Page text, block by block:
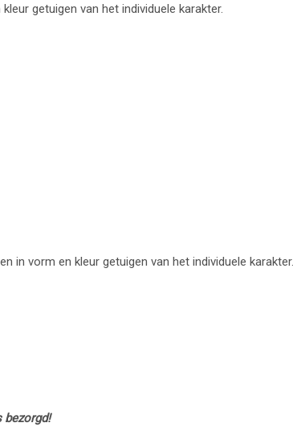
getuigen van het individuele karakter.
in vorm en kleur getuigen van het individuele karakter.
bezorgd!